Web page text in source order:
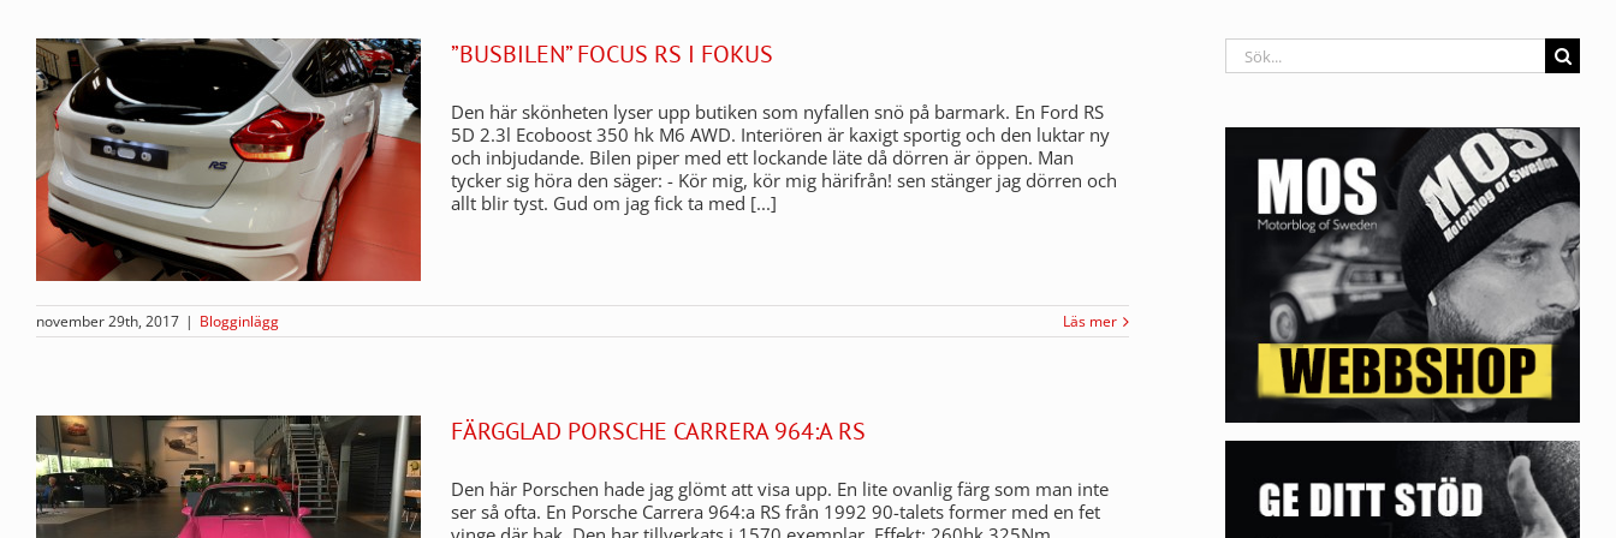
”BUSBILEN” FOCUS RS I FOKUS
Den här skönheten lyser upp butiken som nyfallen snö på barmark. En Ford RS
5D 2.3l Ecoboost 350 hk M6 AWD. Interiören är kaxigt sportig och den luktar ny
och inbjudande. Bilen piper med ett lockande läte då dörren är öppen. Man
tycker sig höra den säger: - Kör mig, kör mig härifrån! sen stänger jag dörren och
allt blir tyst. Gud om jag fick ta med [...]
november 29th, 2017 | Blogginlägg Läs mer
FÄRGGLAD PORSCHE CARRERA 964:A RS
Den här Porschen hade jag glömt att visa upp. En lite ovanlig färg som man inte
ser så ofta. En Porsche Carrera 964:a RS från 1992 90-talets former med en fet
Sök
efter: